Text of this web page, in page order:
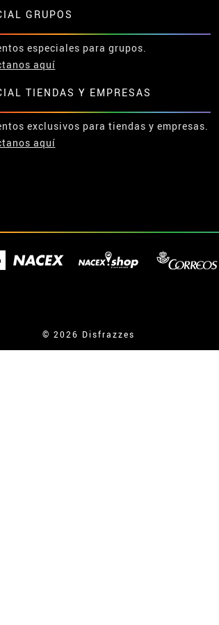
GRUPOS
especiales para grupos.
aquí
TIENDAS Y EMPRESAS
exclusivos para tiendas y empresas.
aquí
© 2026 Disfrazzes